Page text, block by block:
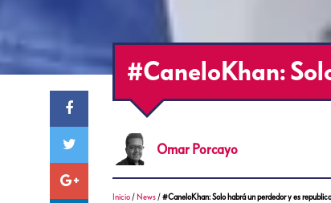
#CaneloKhan:
Omar Porcayo
Inicio / News /#CaneloKhan: Solo habrá un perdedor y es